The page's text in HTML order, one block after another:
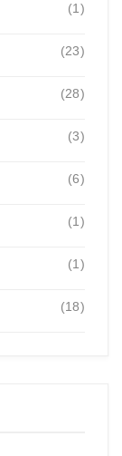
(1)
(23)
(28)
(3)
(6)
(1)
(1)
(18)